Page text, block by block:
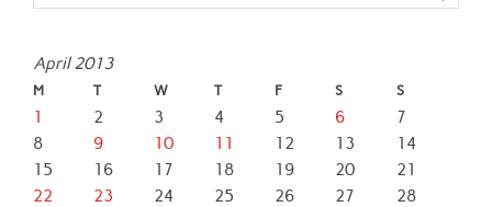
April 2013
M T W T F S S
1 2 3 4 5 6
7
8
9 10 11 12 13
14
15
16 17 18 19 20
21
22
23 24 25 26 27
28